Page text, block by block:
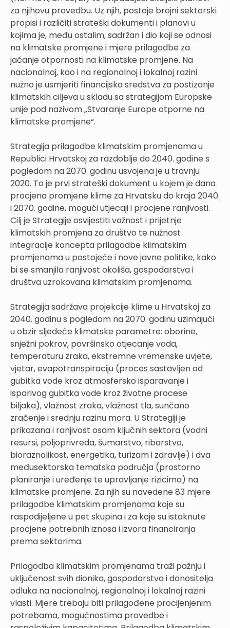
za njihovu provedbu. Uz njih, postoje brojni sektorski
propisi i različiti strateški dokumenti i planovi u
kojima je, među ostalim, sadržan i dio koji se odnosi
na klimatske promjene i mjere prilagodbe za
jačanje otpornosti na klimatske promjene. Na
nacionalnoj, kao i na regionalnoj i lokalnoj razini
nužno je usmjeriti financijska sredstva za postizanje
klimatskih ciljeva u skladu sa strategijom Europske
unije pod nazivom „Stvaranje Europe otporne na
klimatske promjene“.
Strategija prilagodbe klimatskim promjenama u
Republici Hrvatskoj za razdoblje do 2040. godine s
pogledom na 2070. godinu usvojena je u travnju
2020. To je prvi strateški dokument u kojem je dana
procjena promjene klime za Hrvatsku do kraja 2040.
i 2070. godine, mogući utjecaji i procjene ranjivosti.
Cilj je Strategije osvijestiti važnost i prijetnje
klimatskih promjena za društvo te nužnost
integracije koncepta prilagodbe klimatskim
promjenama u postojeće i nove javne politike, kako
bi se smanjila ranjivost okoliša, gospodarstva i
društva uzrokovana klimatskim promjenama.
Strategija sadržava projekcije klime u Hrvatskoj za
2040. godinu s pogledom na 2070. godinu uzimajući
u obzir sljedeće klimatske parametre: oborine,
snježni pokrov, površinsko otjecanje voda,
temperaturu zraka, ekstremne vremenske uvjete,
vjetar, evapotranspiraciju (proces sastavljen od
gubitka vode kroz atmosfersko isparavanje i
isparivog gubitka vode kroz životne procese
biljaka), vlažnost zraka, vlažnost tla, sunčano
zračenje i srednju razinu mora. U Strategiji je
prikazana i ranjivost osam ključnih sektora (vodni
resursi, poljoprivreda, šumarstvo, ribarstvo,
bioraznolikost, energetika, turizam i zdravlje) i dva
međusektorska tematska područja (prostorno
planiranje i uređenje te upravljanje rizicima) na
klimatske promjene. Za njih su navedene 83 mjere
prilagodbe klimatskim promjenama koje su
raspodijeljene u pet skupina i za koje su istaknute
procjene potrebnih iznosa i izvora financiranja
prema sektorima.
Prilagodba klimatskim promjenama traži pažnju i
uključenost svih dionika, gospodarstva i donositelja
odluka na nacionalnoj, regionalnoj i lokalnoj razini
vlasti. Mjere trebaju biti prilagođene procijenjenim
potrebama, mogućnostima provedbe i